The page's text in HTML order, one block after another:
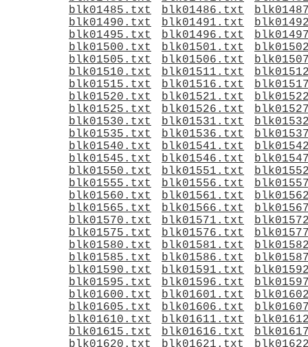
blk01485.txt
blk01486.txt
blk01490.txt
blk01491.txt
blk01495.txt
blk01496.txt
blk01500.txt
blk01501.txt
blk01505.txt
blk01506.txt
blk01510.txt
blk01511.txt
blk01515.txt
blk01516.txt
blk01520.txt
blk01521.txt
blk01525.txt
blk01526.txt
blk01530.txt
blk01531.txt
blk01535.txt
blk01536.txt
blk01540.txt
blk01541.txt
blk01545.txt
blk01546.txt
blk01550.txt
blk01551.txt
blk01555.txt
blk01556.txt
blk01560.txt
blk01561.txt
blk01565.txt
blk01566.txt
blk01570.txt
blk01571.txt
blk01575.txt
blk01576.txt
blk01580.txt
blk01581.txt
blk01585.txt
blk01586.txt
blk01590.txt
blk01591.txt
blk01595.txt
blk01596.txt
blk01600.txt
blk01601.txt
blk01605.txt
blk01606.txt
blk01610.txt
blk01611.txt
blk01615.txt
blk01616.txt
blk01620.txt
blk01621.txt